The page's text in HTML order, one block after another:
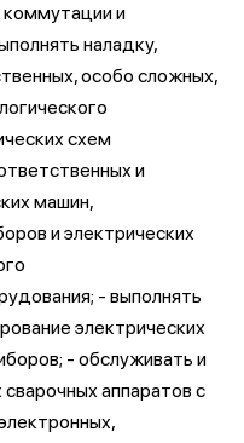
коммутации и
наладку,
особо сложных,
схем
и
машин,
и электрических
- выполнять
электрических
- обслуживать и
аппаратов с